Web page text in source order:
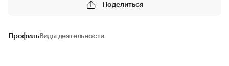
Поделиться
ПрофильВиды деятельности